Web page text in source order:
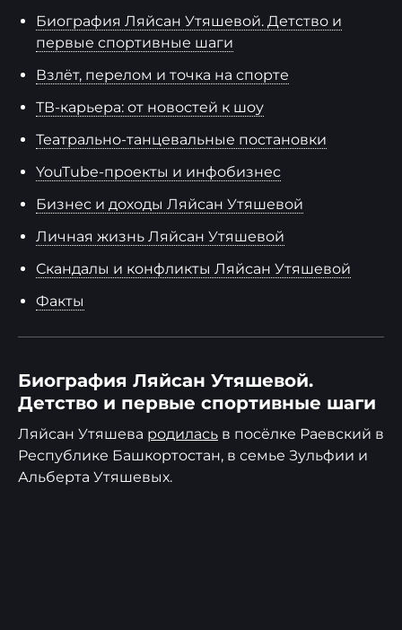
Биография Ляйсан Утяшевой. Детство и
первые спортивные шаги
Взлёт, перелом и точка на спорте
ТВ-карьера: от новостей к шоу
Театрально-танцевальные постановки
YouTube-проекты и инфобизнес
Бизнес и доходы Ляйсан Утяшевой
Личная жизнь Ляйсан Утяшевой
Скандалы и конфликты Ляйсан Утяшевой
Факты
Биография Ляйсан Утяшевой.
Детство и первые спортивные шаги
Ляйсан Утяшева родилась в посёлке Раевский в
Республике Башкортостан, в семье Зульфии и
Альберта Утяшевых.